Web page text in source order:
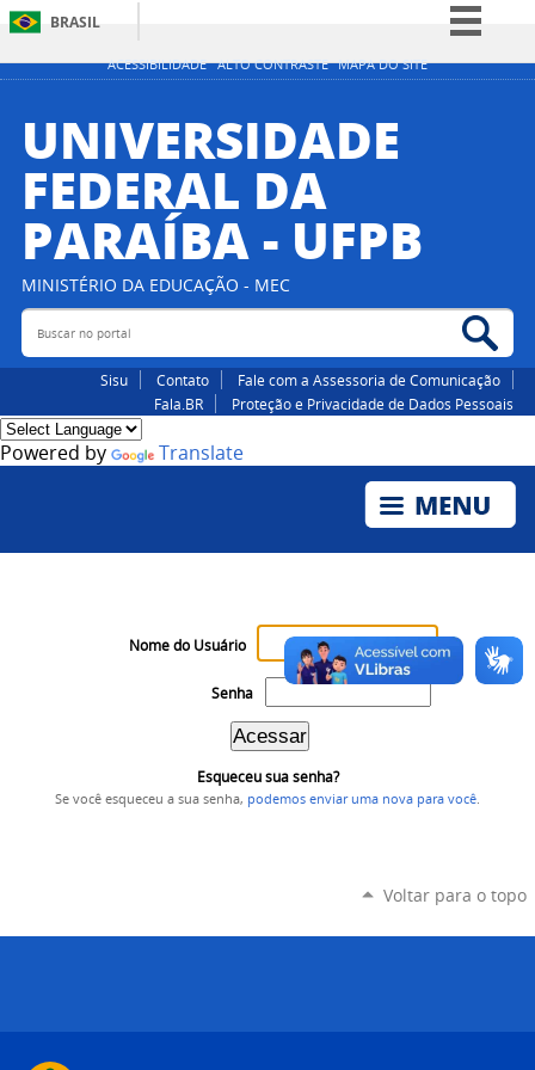
ACESSIBILIDADE ALTO CONTRASTE MAPA DO SITE
BRASIL
Simplifique!
Participe
Acesso à informação
Canais
UNIVERSIDADE
FEDERAL DA
PARAÍBA - UFPB
MINISTÉRIO DA EDUCAÇÃO - MEC
Buscar no portal
Sisu Contato
Fale com a Assessoria de Comunicação
Fala.BR
Proteção e Privacidade de Dados Pessoais
Powered by Translate
Nome do Usuário
Senha
Esqueceu sua senha?
Se você esqueceu a sua senha, podemos enviar uma nova para você
Voltar para o topo